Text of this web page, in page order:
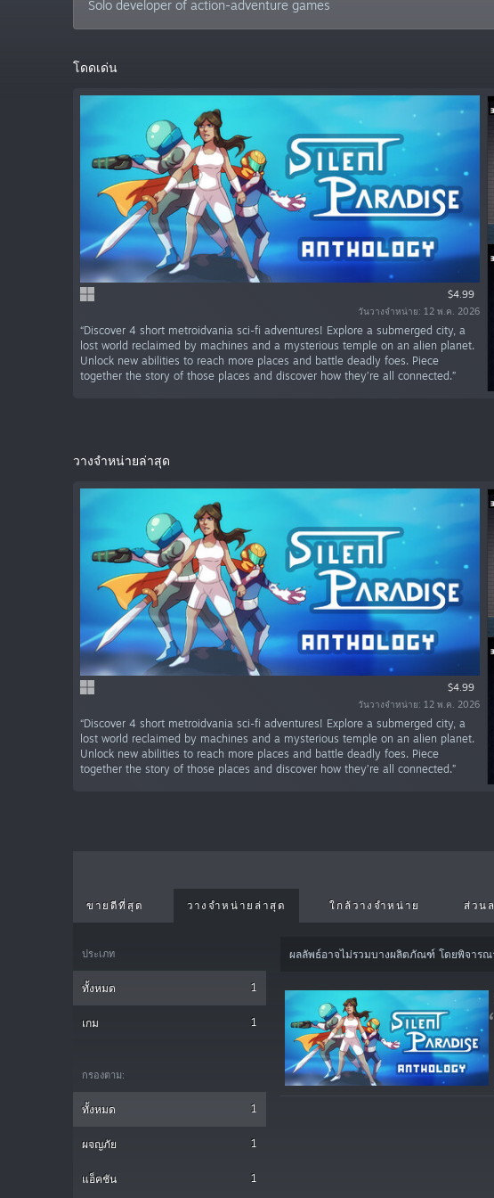
Solo developer of action-adventure games
โดดเด่น
$4.99
วันวางจำหน่าย: 12 พ.ค. 2026
“Discover 4 short metroidvania sci-fi adventures! Explore a submerged city, a
lost world reclaimed by machines and a mysterious temple on an alien planet.
Unlock new abilities to reach more places and battle deadly foes. Piece
together the story of those places and discover how they’re all connected.”
วางจำหน่ายล่าสุด
$4.99
วันวางจำหน่าย: 12 พ.ค. 2026
“Discover 4 short metroidvania sci-fi adventures! Explore a submerged city, a
lost world reclaimed by machines and a mysterious temple on an alien planet.
Unlock new abilities to reach more places and battle deadly foes. Piece
together the story of those places and discover how they’re all connected.”
ขายดีที่สุด วางจำหน่ายล่าสุด ใกล้วางจำหน่าย ส่วน
ประเภท
ทั้งหมด 1
เกม 1
กรองตาม:
ทั้งหมด 1
ผจญภัย 1
แอ็คชัน 1
ผลลัพธ์อาจไม่รวมบางผลิตภัณฑ์ โดยพิจารณ